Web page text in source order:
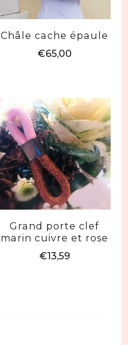
Châle cache épaule
€65,00
Grand porte clef
marin cuivre et rose
€13,59